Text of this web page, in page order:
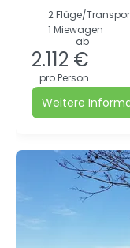
2Flüge/
1 Miewagen
ab
2.112 €
pro Person
Weitere